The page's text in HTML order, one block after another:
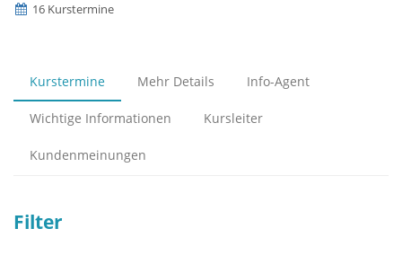
16 Kurstermine
Kurstermine Mehr Details Info-Agent
Wichtige Informationen Kursleiter
Kundenmeinungen
Filter